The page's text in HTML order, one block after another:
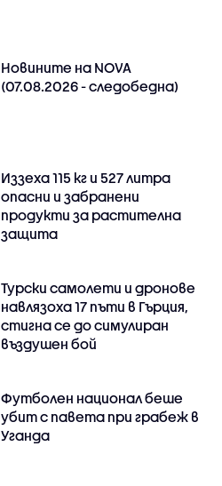
Новините на NOVA
(07.08.2026 - следобедна)
Иззеха 115 кг и 527 литра
опасни и забранени
продукти за растителна
защита
Турски самолети и дронове
навлязоха 17 пъти в Гърция,
стигна се до симулиран
въздушен бой
Футболен национал беше
убит с павета при грабеж в
Уганда